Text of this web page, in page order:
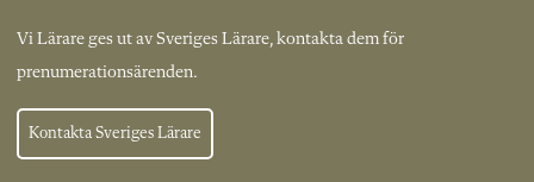
Vi Lärare ges ut av Sveriges Lärare, kontakta dem för
prenumerationsärenden.
Kontakta Sveriges Lärare